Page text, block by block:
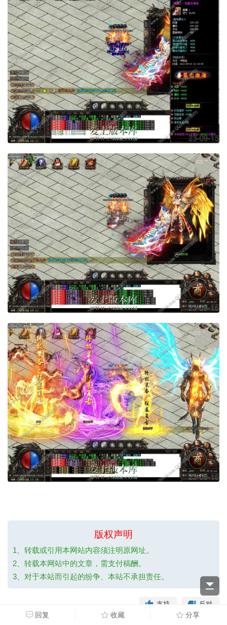
版权声明
1、转载或引用本网站内容须注明原网址。
2、转载本网站中的文章，需支付稿酬。
3、对于本站而引起的纷争、本站不承担责任。
反对
支持
回复 收藏 分享